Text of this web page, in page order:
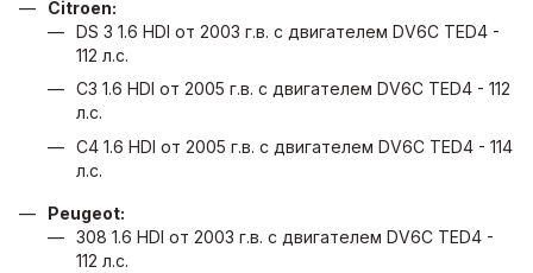
Citroen:
DS 3 1.6 HDI от 2003 г.в. с двигателем DV6C TED4 -
112 л.с.
C3 1.6 HDI от 2005 г.в. с двигателем DV6C TED4 - 112
л.с.
C4 1.6 HDI от 2005 г.в. с двигателем DV6C TED4 - 114
л.с.
Peugeot:
308 1.6 HDI от 2003 г.в. с двигателем DV6C TED4 -
112 л.с.